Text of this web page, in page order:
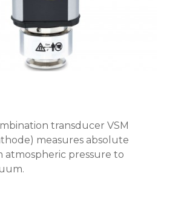
transducer VSM
measures absolute
atmospheric pressure to